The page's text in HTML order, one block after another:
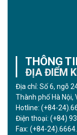
THÔNG
ĐỊA ĐIỂM
Địa chỉ: Số 6, ngõ
Thành phố Hà Nội,
Hotline: (+84-
Điện thoại: (+84)
Fax: (+84-